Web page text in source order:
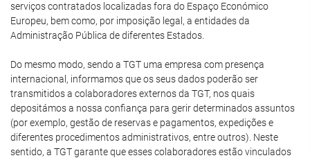
serviços contratados localizadas fora do Espaço Económico
Europeu, bem como, por imposição legal, a entidades da
Administração Pública de diferentes Estados.
Do mesmo modo, sendo a TGT uma empresa com presença
internacional, informamos que os seus dados poderão ser
transmitidos a colaboradores externos da TGT, nos quais
depositámos a nossa confiança para gerir determinados assuntos
(por exemplo, gestão de reservas e pagamentos, expedições e
diferentes procedimentos administrativos, entre outros). Neste
sentido, a TGT garante que esses colaboradores estão vinculados